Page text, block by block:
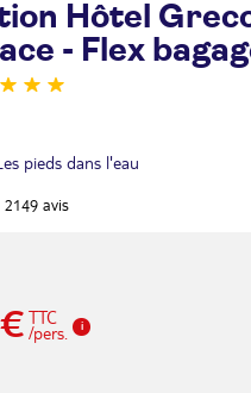
Hôtel
- Flex
pieds dans l'eau
2149 avis
TTC
/pers.